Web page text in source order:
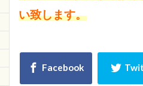
い致します。